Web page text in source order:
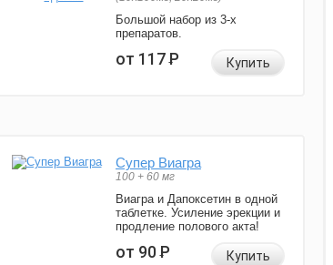
Большой набор из 3-х
препаратов.
от 117Р Купить
Супер Виагра
100 + 60 мг
Виагра и Дапоксетин в одной
таблетке. Усиление эрекции и
продление полового акта!
от 90Р Купить